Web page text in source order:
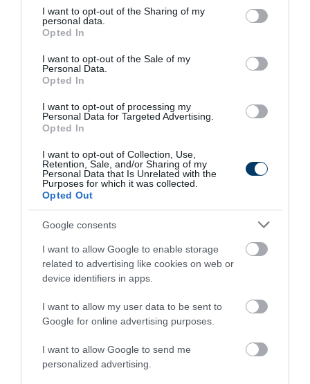
not limited to your visit or usage behaviour. You may click to
grant or deny consent to Google and its third-party tags to
use your data for below specified purposes in below Google
consent section.
I want to opt-out of the Sharing of my
personal data.
Opted In
I want to opt-out of the Sale of my
Personal Data.
Opted In
I want to opt-out of processing my
Personal Data for Targeted Advertising.
Opted In
I want to opt-out of Collection, Use,
Retention, Sale, and/or Sharing of my
Personal Data that Is Unrelated with the
Purposes for which it was collected.
Opted Out
Google consents
I want to allow Google to enable storage
related to advertising like cookies on web or
device identifiers in apps.
I want to allow my user data to be sent to
Google for online advertising purposes.
I want to allow Google to send me
personalized advertising.
One Teaspoon And All The Worms In The Body
Die Instantly
Stop Eating These 3 Foods That Are Known to
Cause Parasites
439 84 371